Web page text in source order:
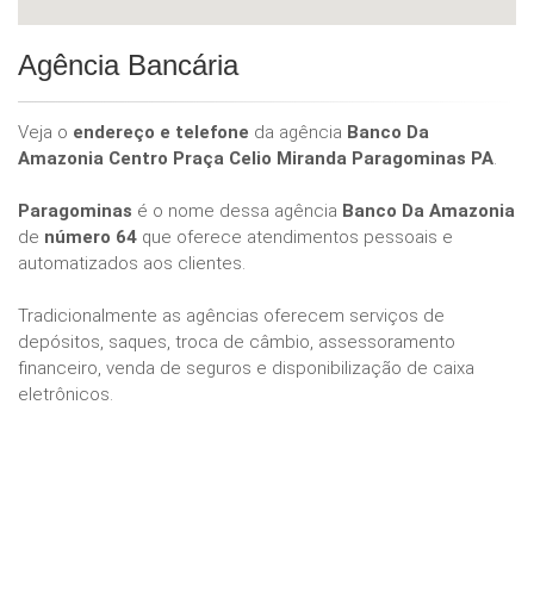
Agência Bancária
Veja o endereço e telefone da agência Banco Da
Amazonia Centro Praça Celio Miranda Paragominas PA.
Paragominas é o nome dessa agência Banco Da Amazonia
de número 64 que oferece atendimentos pessoais e
automatizados aos clientes.
Tradicionalmente as agências oferecem serviços de
depósitos, saques, troca de câmbio, assessoramento
financeiro, venda de seguros e disponibilização de caixa
eletrônicos.